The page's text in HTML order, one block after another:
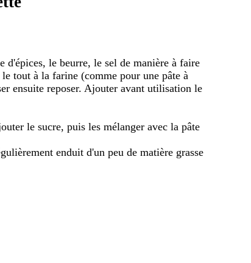
d'épices, le beurre, le sel de manière à faire
tout à la farine (comme pour une pâte à
ensuite reposer. Ajouter avant utilisation le
le sucre, puis les mélanger avec la pâte
enduit d'un peu de matière grasse